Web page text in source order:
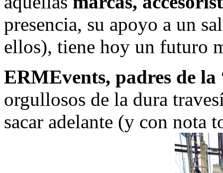
presencia, su apoyo a un
ellos), tiene hoy un futuro
ERMEvents, padres de
orgullosos de la dura
sacar adelante (y con nota